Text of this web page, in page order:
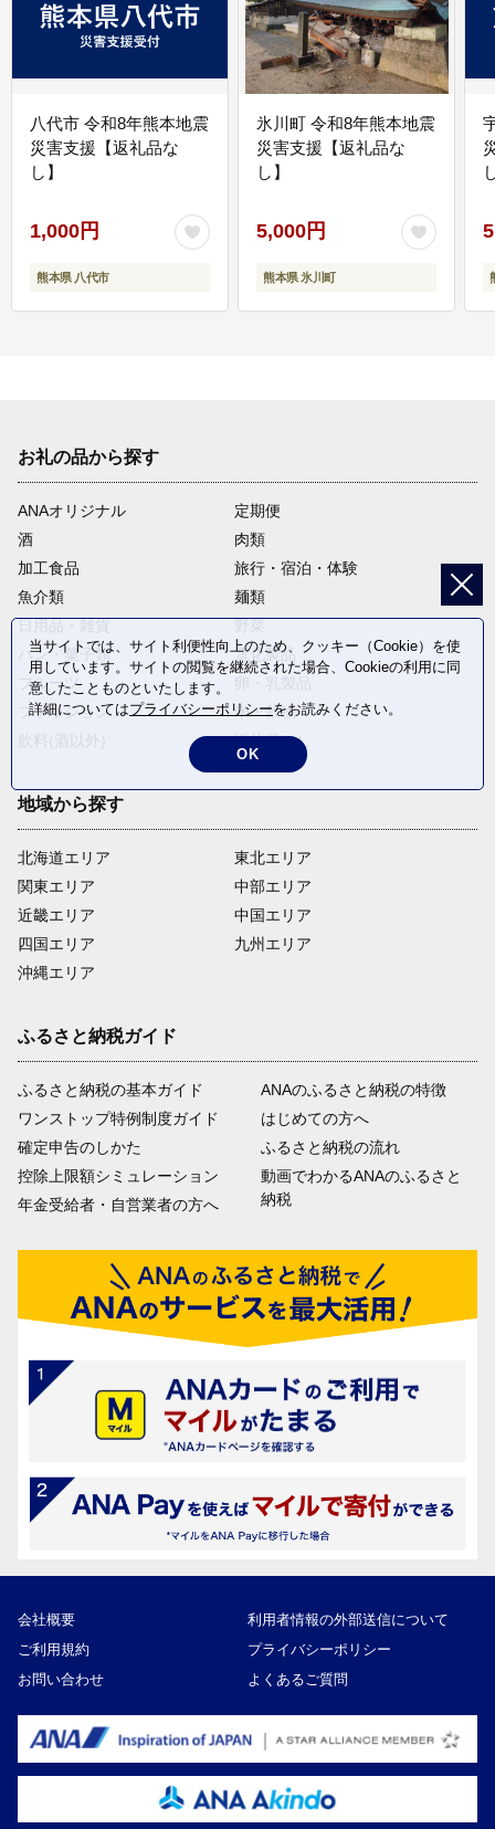
八代市 令和8年熊本地震
災害支援【返礼品な
し】
1,000円
熊本県 八代市
氷川町 令和8年熊本地震
災害支援【返礼品な
し】
5,000円
熊本県 氷川町
お礼の品から探す
ANAオリジナル
定期便
酒
肉類
加工食品
旅行・宿泊・体験
魚介類
麺類
パン・菓子類
電化製品
フルーツ
ファッション
米・穀物
返礼品なし
地域から探す
北海道エリア
関東エリア
近畿エリア
四国エリア
沖縄エリア
東北エリア
中部エリア
中国エリア
九州エリア
ふるさと納税ガイド
ふるさと納税の基本ガイド
ワンストップ特例制度ガイド
確定申告のしかた
控除上限額シミュレーション
年金受給者・自営業者の方へ
ANAのふるさと納税の特徴
はじめての方へ
ふるさと納税の流れ
動画でわかるANAのふるさと
納税
会社概要
利用者情報の外部送信について
ご利用規約
プライバシーポリシー
お問い合わせ
よくあるご質問
当サイトでは、サイト利便性向上のため、クッキー（Cookie）を使
用しています。サイトの閲覧を継続された場合、Cookieの利用に同
意したことものといたします。
詳細についてはプライバシーポリシーをお読みください。
OK